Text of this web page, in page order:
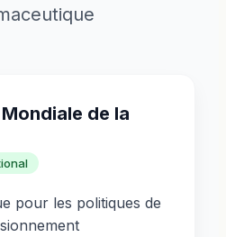
de la
pour les politiques de